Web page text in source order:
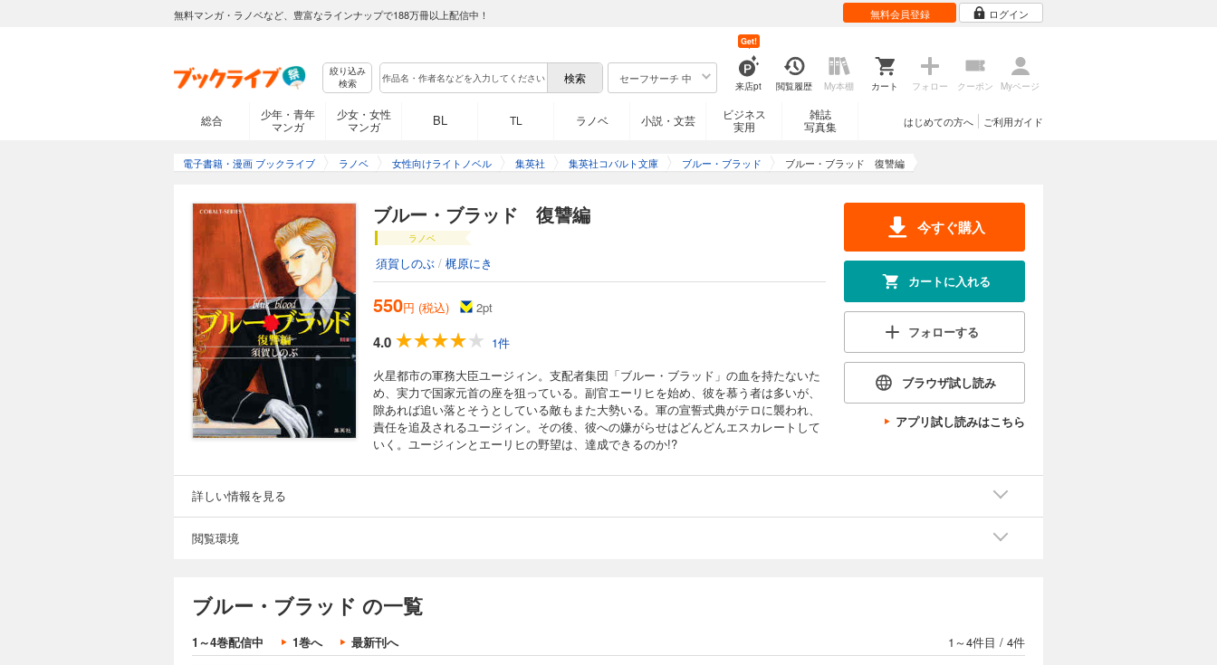
無料マンガ・ラノベなど、豊富なラインナップで188万冊以上配信中！ 無料会員登録 ログイン
絞り込み
検索
セーフサーチ 中
来店pt
Get!
閲覧履歴 My本棚 カート フォロー クーポン Myページ
総合
少年・青年
マンガ
少女・女性
マンガ
BL TL ラノベ 小説・文芸
ビジネス
実用
雑誌
写真集
ご利用ガイド
はじめての方へ
電子書籍・漫画 ブックライブ ラノベ 女性向けライトノベル 集英社 集英社コバルト文庫 ブルー・ブラッド ブルー・ブラッド 復讐編
ブルー・ブラッド 復讐編
ラノベ
須賀しのぶ / 梶原にき
550円 (税込) 2pt
4.0
1件
火星都市の軍務大臣ユージィン。支配者集団「ブルー・ブラッド」の血を持たないた
め、実力で国家元首の座を狙っている。副官エーリヒを始め、彼を慕う者は多いが、
隙あれば追い落とそうとしている敵もまた大勢いる。軍の宣誓式典がテロに襲われ、
責任を追及されるユージィン。その後、彼への嫌がらせはどんどんエスカレートして
いく。ユージィンとエーリヒの野望は、達成できるのか!?
今すぐ購入
カートに入れる
フォローする
ブラウザ試し読み
アプリ試し読みはこちら
詳しい情報を見る
閲覧環境
ブルー・ブラッド の一覧
1～4巻配信中 1巻へ 最新刊へ 1～4件目 / 4件